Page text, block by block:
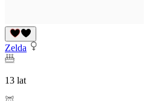
Zelda
13 lat